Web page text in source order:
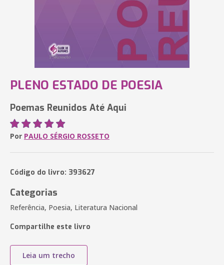
PLENO ESTADO DE POESIA
Poemas Reunidos Até Aqui
Por PAULO SÉRGIO ROSSETO
Código do livro: 393627
Categorias
Referência, Poesia, Literatura Nacional
Compartilhe este livro
Leia um trecho